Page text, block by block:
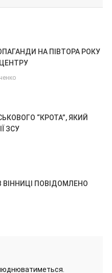
НА ПІВТОРА РОКУ
“КРОТА”, ЯКИЙ
ЗСУ
ВІННИЦІ ПОВІДОМЛЕНО